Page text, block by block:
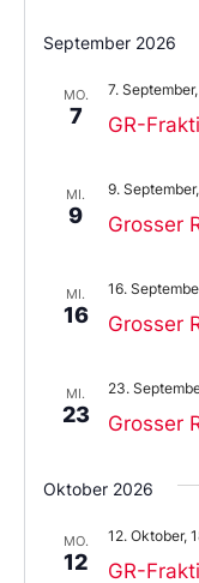
Sie
das
aus.
September 2026
MO.
7 GR-
7.
MI.
9 Grosser
9.
MI.
16 Grosser
16.
MI.
23 Grosser
23.
Oktober 2026
MO.
12 GR-
12. Oktober,